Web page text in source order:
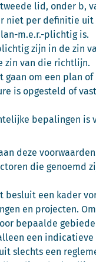
lid, onder b,
niet per definitie
m.e.r.-plichtig is.
zijn in de zin
zin van die richtlijn.
gaan om een plan
is opgesteld of
bepalingen is
deze
die genoemd
besluit een kader
en projecten.
bepaalde
een
slechts een